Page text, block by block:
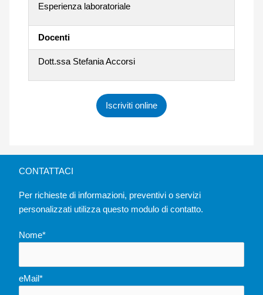
Esperienza laboratoriale
Docenti
Dott.ssa Stefania Accorsi
Iscriviti online
CONTATTACI
Per richieste di informazioni, preventivi o servizi
personalizzati utilizza questo modulo di contatto.
Nome*
eMail*